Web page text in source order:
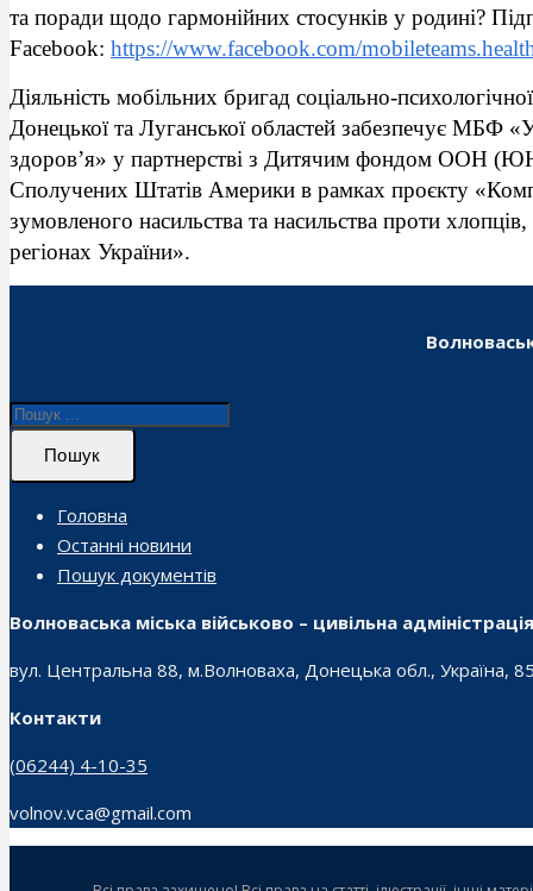
та поради щодо гармонійних стосунків у родині?
Facebook: https://www.facebook.com/
Діяльність мобільних бригад соціально-
Донецької та Луганської областей забезпечує МБФ
здоров’я» у партнерстві з Дитячим фондом ООН
Сполучених Штатів Америки в рамках проєкту
зумовленого насильства та насильства проти
регіонах України».
Пошук
Головна
Останні новини
Пошук документів
Волноваська міська військово – цивільна адміністрація
вул. Центральна 88, м.Волноваха, Донецька обл., Україна,
Контакти
(06244) 4-10-35
volnov.vca@gmail.com